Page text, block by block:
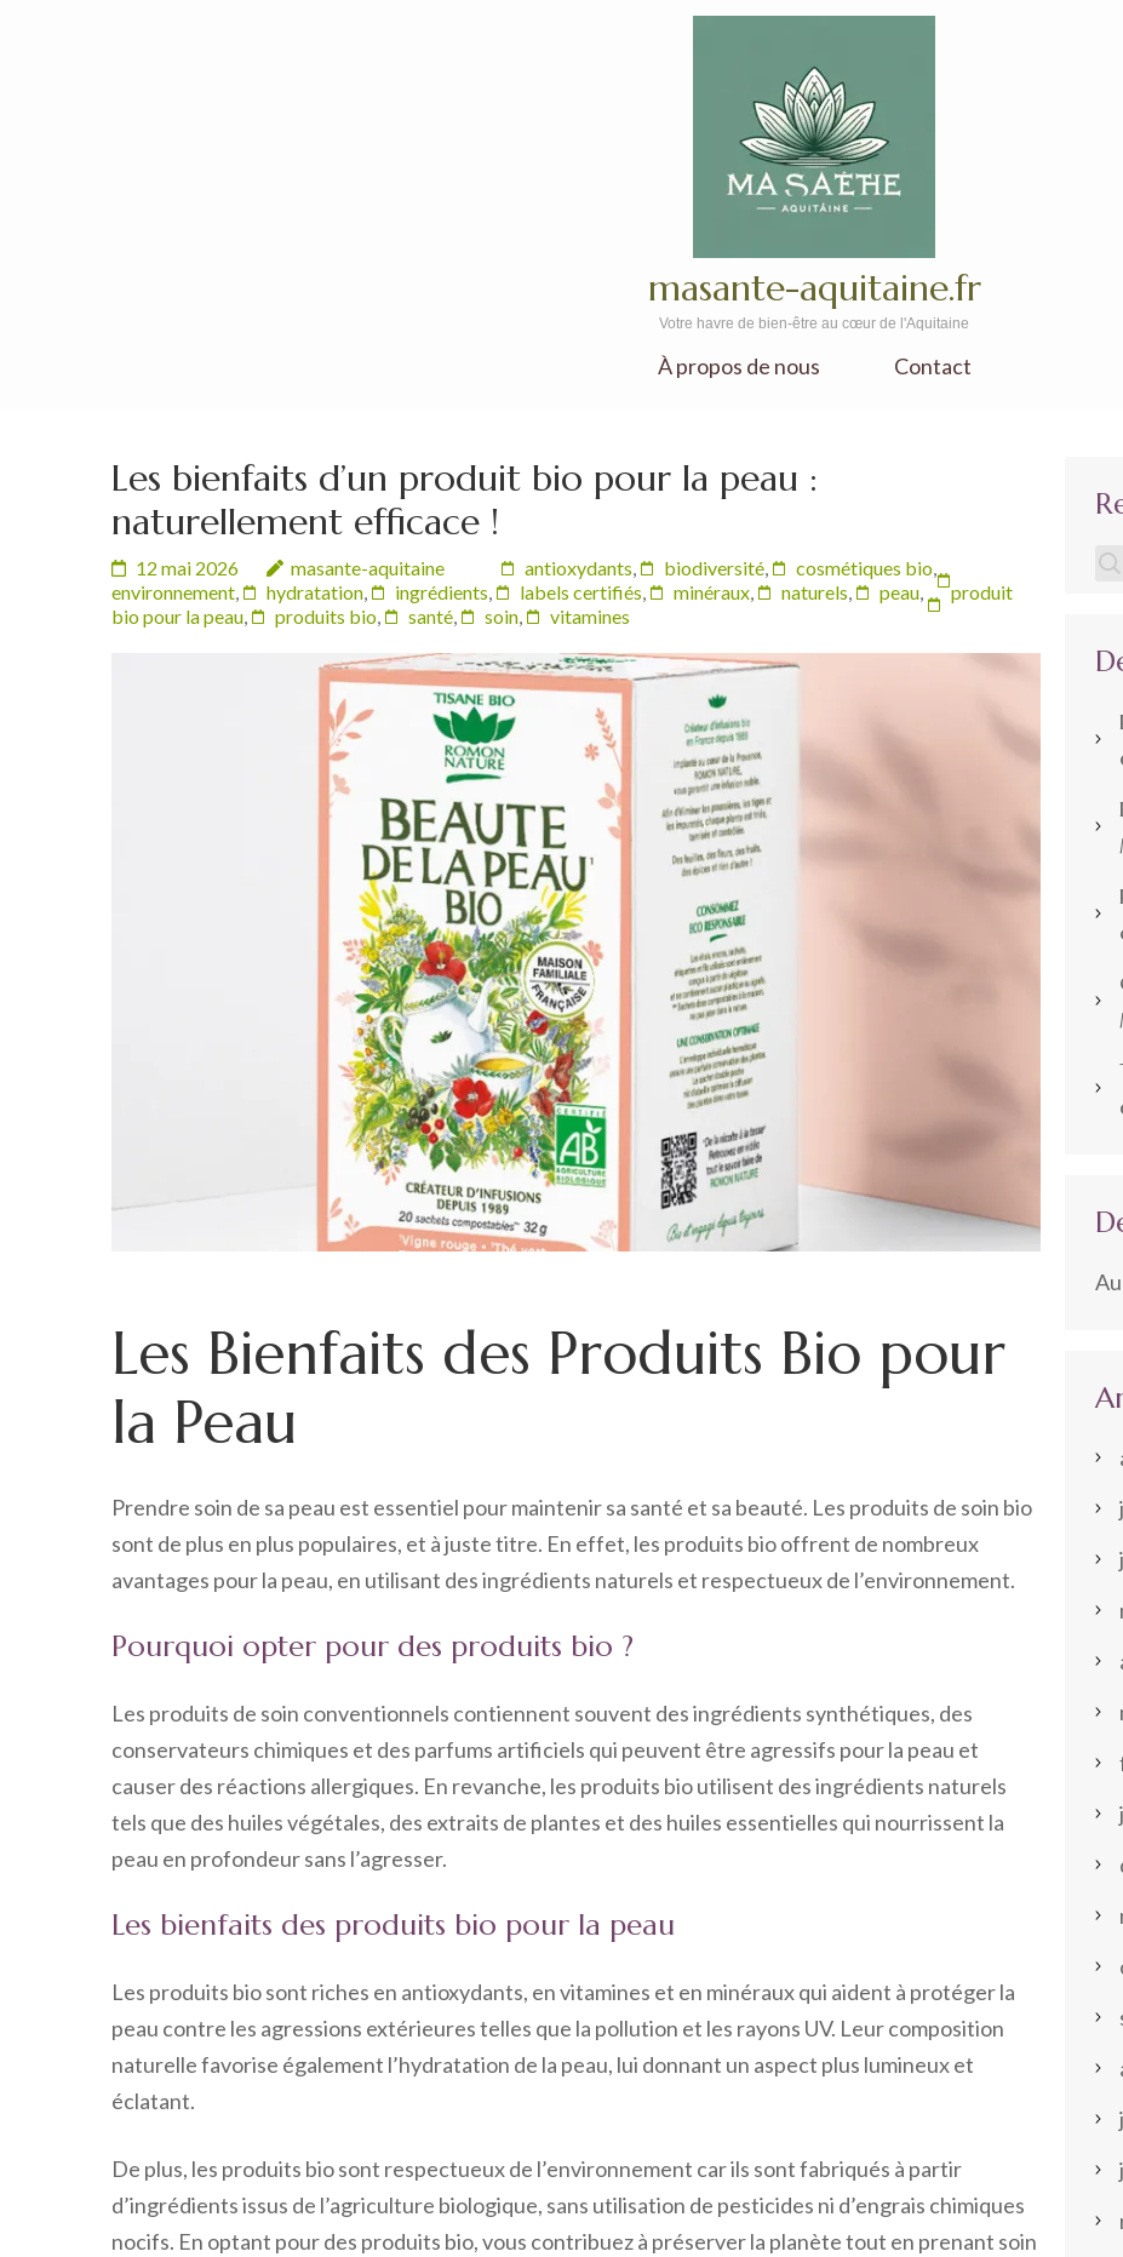
masante-aquitaine.fr
Votre havre de bien-être au cœur de l'Aquitaine
À propos de nous Contact
Les bienfaits d’un produit bio pour la peau :
naturellement efficace !
12 mai 2026 masante-aquitaine antioxydants, biodiversité, cosmétiques bio,
environnement, hydratation, ingrédients, labels certifiés, minéraux, naturels, peau,
produit
bio pour la peau, produits bio, santé, soin, vitamines
Les Bienfaits des Produits Bio pour
la Peau
Prendre soin de sa peau est essentiel pour maintenir sa santé et sa beauté. Les produits de soin bio
sont de plus en plus populaires, et à juste titre. En effet, les produits bio offrent de nombreux
avantages pour la peau, en utilisant des ingrédients naturels et respectueux de l’environnement.
Pourquoi opter pour des produits bio ?
Les produits de soin conventionnels contiennent souvent des ingrédients synthétiques, des
conservateurs chimiques et des parfums artificiels qui peuvent être agressifs pour la peau et
causer des réactions allergiques. En revanche, les produits bio utilisent des ingrédients naturels
tels que des huiles végétales, des extraits de plantes et des huiles essentielles qui nourrissent la
peau en profondeur sans l’agresser.
Les bienfaits des produits bio pour la peau
Les produits bio sont riches en antioxydants, en vitamines et en minéraux qui aident à protéger la
peau contre les agressions extérieures telles que la pollution et les rayons UV. Leur composition
naturelle favorise également l’hydratation de la peau, lui donnant un aspect plus lumineux et
éclatant.
De plus, les produits bio sont respectueux de l’environnement car ils sont fabriqués à partir
d’ingrédients issus de l’agriculture biologique, sans utilisation de pesticides ni d’engrais chimiques
nocifs. En optant pour des produits bio, vous contribuez à préserver la planète tout en prenant soin